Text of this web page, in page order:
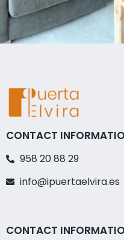
CONTACT
958 20 88 29
info@ipuertaelvira.es
CONTACT